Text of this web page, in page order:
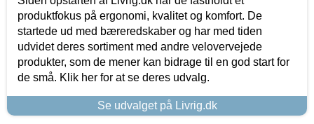
produktfokus på ergonomi, kvalitet og komfort. De
startede ud med bæreredskaber og har med tiden
udvidet deres sortiment med andre velovervejede
produkter, som de mener kan bidrage til en god start for
de små. Klik her for at se deres udvalg.
Se udvalget på Livrig.dk